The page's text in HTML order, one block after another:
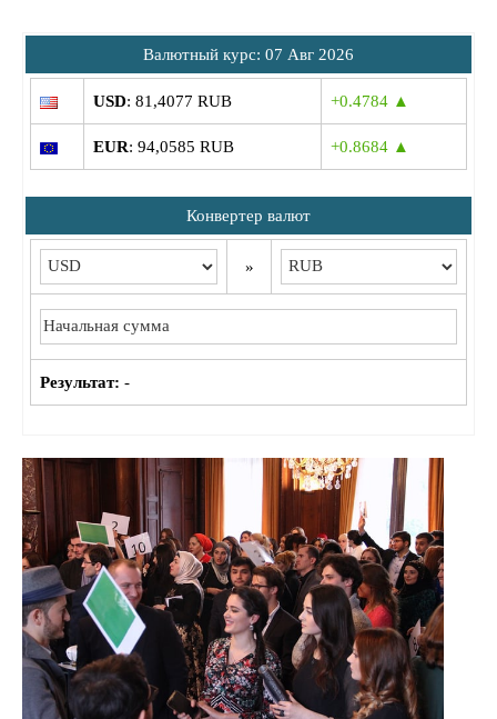
Bалютный курс: 07 Авг 2026
USD: 81,4077 RUB +0.4784 ▲
EUR: 94,0585 RUB +0.8684 ▲
Конвертер валют
»
Результат: -